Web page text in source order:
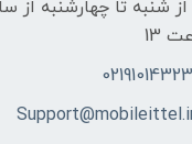
13
02191014323